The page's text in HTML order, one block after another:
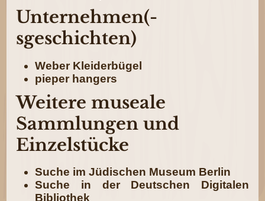
Unternehmen(-
sgeschichten)
Weber Kleiderbügel
pieper hangers
Weitere museale
Sammlungen und
Einzelstücke
Suche im Jüdischen Museum Berlin
Suche in der Deutschen Digitalen
Bibliothek